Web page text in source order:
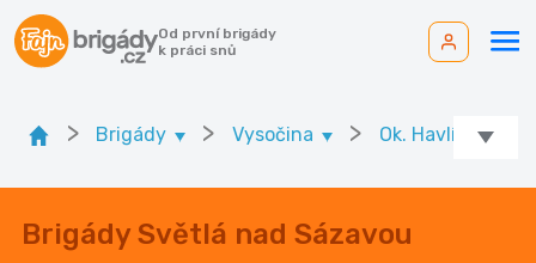
Od první brigády
k práci snů
> Brigády > Vysočina > Ok. Havlíčkův
Brigády Světlá nad Sázavou